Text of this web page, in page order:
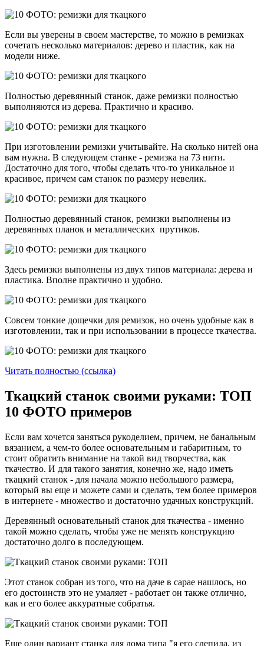
Если вы уверены в своем мастерстве, то можно в ремизках
сочетать несколько материалов: дерево и пластик, как на
модели ниже.
Полностью деревянный станок, даже ремизки полностью
выполняются из дерева. Практично и красиво.
При изготовлении ремизки учитывайте. На сколько нитей она
вам нужна. В следующем станке - ремизка на 73 нити.
Достаточно для того, чтобы сделать что-то уникальное и
красивое, причем сам станок по размеру невелик.
Полностью деревянный станок, ремизки выполнены из
деревянных планок и металлических прутиков.
Здесь ремизки выполнены из двух типов материала: дерева и
пластика. Вполне практично и удобно.
Совсем тонкие дощечки для ремизок, но очень удобные как в
изготовлении, так и при использовании в процессе ткачества.
Читать полностью (ссылка)
Ткацкий станок своими руками: ТОП
10 ФОТО примеров
Если вам хочется заняться рукоделием, причем, не банальным
вязанием, а чем-то более основательным и габаритным, то
стоит обратить внимание на такой вид творчества, как
ткачество. И для такого занятия, конечно же, надо иметь
ткацкий станок - для начала можно небольшого размера,
который вы еще и можете сами и сделать, тем более примеров
в интернете - множество и достаточно удачных конструкций.
Деревянный основательный станок для ткачества - именно
такой можно сделать, чтобы уже не менять конструкцию
достаточно долго в последующем.
Этот станок собран из того, что на даче в сарае нашлось, но
его достоинств это не умаляет - работает он также отлично,
как и его более аккуратные собратья.
Еще один вариант станка для дома типа "я его слепила, из